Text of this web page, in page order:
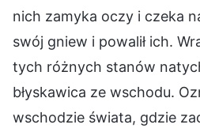
nich zamyka oczy i czeka
swój gniew i powalił ich.
tych różnych stanów
błyskawica ze wschodu.
wschodzie świata, gdzie